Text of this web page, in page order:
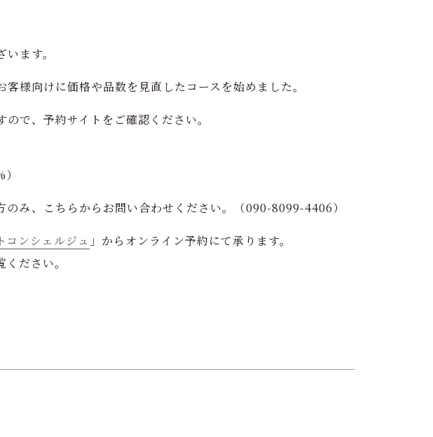
ます。
様向けに価格や品数を見直したコースを始めました。
で、予約サイトをご確認ください。
み、こちらからお問い合わせください。（090-8099-4406）
コンシェルジュ 」からオンライン予約にて承ります。
ださい。